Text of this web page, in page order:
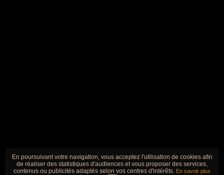
En poursuivant votre navigation, vous acceptez l'utilisation de cookies afin
de réaliser des statistiques d'audiences et vous proposer des services,
contenus ou publicités adaptés selon vos centres d'intérêts. En savoir plus